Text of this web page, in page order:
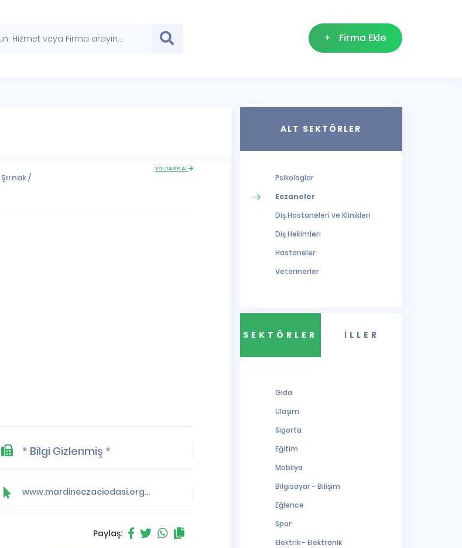
+ Firma Ekle
Şırnak/
YOL TARİFİ AL
* Bilgi Gizlenmiş *
www.mardineczaciodasi.org.tr
Paylaş:
ALT SEKTÖRLER
Psikologlar
Eczaneler
Diş Hastaneleri ve Klinikleri
Diş Hekimleri
Hastaneler
Veterinerler
SEKTÖRLER İLLER
Gıda
Ulaşım
Sigorta
Eğitim
Mobilya
Bilgisayar - Bilişim
Eğlence
Spor
Elektrik - Elektronik